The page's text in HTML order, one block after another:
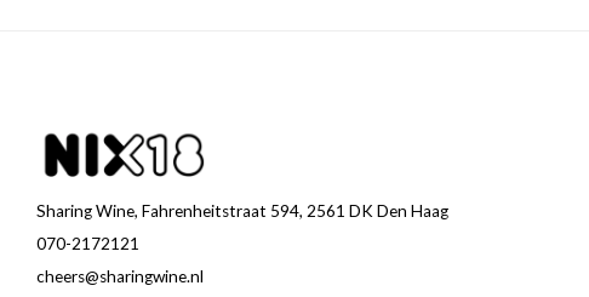
Sharing Wine, Fahrenheitstraat 594, 2561 DK Den Haag
070-2172121
cheers@sharingwine.nl